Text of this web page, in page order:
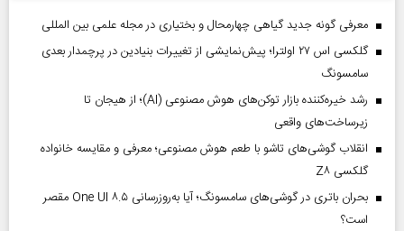
معرفی گونه جدید گیاهی چهارمحال و بختیاری در مجله علمی بین المللی
گلکسی اس ۲۷ اولترا؛ پیش‌نمایشی از تغییرات بنیادین در پرچمدار بعدی
سامسونگ
رشد خیره‌کننده بازار توکن‌های هوش مصنوعی (AI)؛ از هیجان تا
زیرساخت‌های واقعی
انقلاب گوشی‌های تاشو‌ با طعم هوش مصنوعی؛ معرفی و مقایسه خانواده
گلکسی Z۸
بحران باتری در گوشی‌های سامسونگ؛ آیا به‌روزرسانی One UI ۸.۵ مقصر
است؟